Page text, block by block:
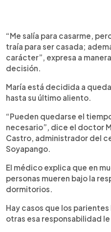
“Me salía para casarme,
traía para ser casada;
carácter”, expresa a
decisión.
María está decidida a
hasta su último aliento.
“Pueden quedarse el
necesario”, dice el doctor
Castro, administrador del
Soyapango.
El médico explica que en
personas mueren bajo la
dormitorios.
Hay casos que los
otras esa responsabilidad